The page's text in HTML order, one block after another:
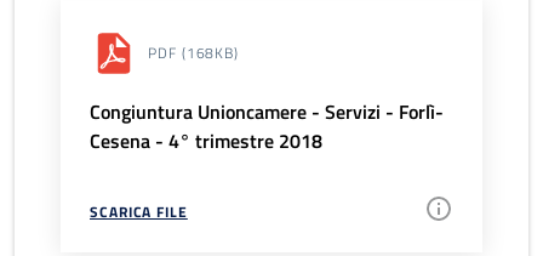
PDF (168KB)
Congiuntura Unioncamere - Servizi - Forlì-
Cesena - 4° trimestre 2018
SCARICA FILE